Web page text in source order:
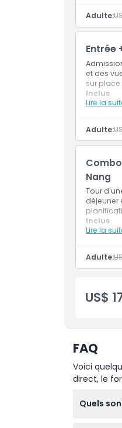
À savoir
Code
Adulte:
Entrée
et des
sur
Lire la
Inclus
Adulte:
Nang
Tour
déjeuner
Lire la
Inclus
Adulte:
US$
FAQ
Voici
direct, le
Quels